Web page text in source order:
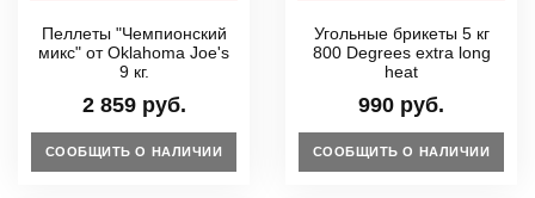
Пеллеты "Чемпионский
микс" от Oklahoma Joe's
9 кг.
2 859 руб.
СООБЩИТЬ О НАЛИЧИИ
Угольные брикеты 5 кг
800 Degrees extra long
heat
990 руб.
СООБЩИТЬ О НАЛИЧИИ